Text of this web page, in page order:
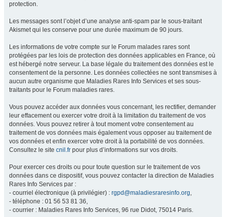
protection.
Les messages sont l’objet d’une analyse anti-spam par le sous-traitant
Akismet qui les conserve pour une durée maximum de 90 jours.
Les informations de votre compte sur le Forum malades rares sont
protégées par les lois de protection des données applicables en France, où
est hébergé notre serveur. La base légale du traitement des données est le
consentement de la personne. Les données collectées ne sont transmises à
aucun autre organisme que Maladies Rares Info Services et ses sous-
traitants pour le Forum maladies rares.
Vous pouvez accéder aux données vous concernant, les rectifier, demander
leur effacement ou exercer votre droit à la limitation du traitement de vos
données. Vous pouvez retirer à tout moment votre consentement au
traitement de vos données mais également vous opposer au traitement de
vos données et enfin exercer votre droit à la portabilité de vos données.
Consultez le site cnil.fr pour plus d’informations sur vos droits.
Pour exercer ces droits ou pour toute question sur le traitement de vos
données dans ce dispositif, vous pouvez contacter la direction de Maladies
Rares Info Services par :
- courriel électronique (à privilégier) : rgpd@maladiesraresinfo.org,
- téléphone : 01 56 53 81 36,
- courrier : Maladies Rares Info Services, 96 rue Didot, 75014 Paris.